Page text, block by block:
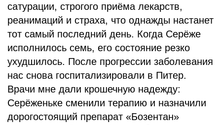
сатурации, строгого приёма лекарств,
реанимаций и страха, что однажды настанет
тот самый последний день. Когда Серёже
исполнилось семь, его состояние резко
ухудшилось. После прогрессии заболевания
нас снова госпитализировали в Питер.
Врачи мне дали крошечную надежду:
Серёженьке сменили терапию и назначили
дорогостоящий препарат «Бозентан»